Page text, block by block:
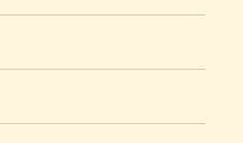
menu